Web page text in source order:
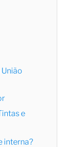
e
interna?